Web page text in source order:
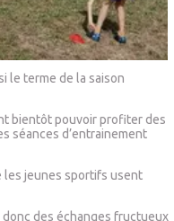
le terme de la saison
bientôt pouvoir profiter des
séances d’entrainement
les jeunes sportifs usent
des échanges fructueux